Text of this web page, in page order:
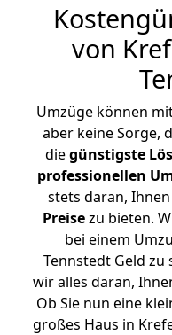
von
Umzüge können
aber keine Sorge,
diegünstigste
professionellen
stets daran, Ihnen
Preisezu bieten.
bei einem
Tennstedt Geld zu
wir alles daran,
Ob Sie nun eine
großes Haus in